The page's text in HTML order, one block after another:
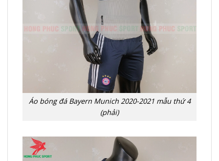
Áo bóng đá Bayern Munich 2020-2021 mẫu thứ 4
(phải)